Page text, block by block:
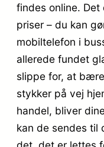
findes online.
priser – du kan
mobiltelefon i
allerede fundet
slippe for, at
stykker på vej
handel, bliver
kan de sendes